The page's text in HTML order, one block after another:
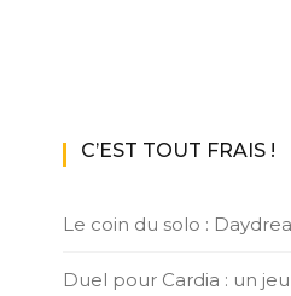
C’EST TOUT FRAIS !
Le coin du solo :
Duel pour Cardia : un